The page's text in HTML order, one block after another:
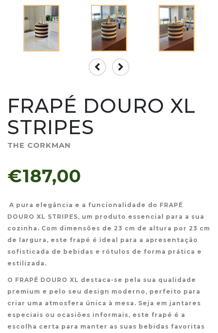
FRAPÉ DOURO XL
STRIPES
THE CORKMAN
€187,00
A pura elegância e a funcionalidade do FRAPÉ
DOURO XL STRIPES, um produto essencial para a sua
cozinha. Com dimensões de 23 cm de altura por 23 cm
de largura, este frapé é ideal para a apresentação
sofisticada de bebidas e rótulos de forma prática e
estilizada.
O FRAPÉ DOURO XL destaca-se pela sua qualidade
premium e pelo seu design moderno, perfeito para
criar uma atmosfera única à mesa. Seja em jantares
especiais ou ocasiões informais, este frapé é a
escolha certa para manter as suas bebidas favoritas